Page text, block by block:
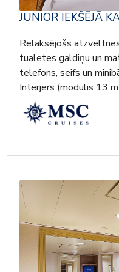
JUNIOR IEKŠĒJĀ
Relaksējošs
tualetes galdiņu un
telefons, seifs un
Interjers (modulis 13